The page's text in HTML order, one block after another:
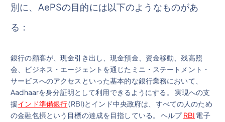
別に、AePSの目的には以下のようなものがあ
る：
銀行の顧客が、現金引き出し、現金預金、資金移動、残高照
会、ビジネス・エージェントを通じたミニ・ステートメント・
サービスへのアクセスといった基本的な銀行業務において、
Aadhaarを身分証明として利用できるようにする。 実現への支
援インド準備銀行(RBI)とインド中央政府は、すべての人のため
の金融包摂という目標の達成を目指している。 ヘルプRBI 電子